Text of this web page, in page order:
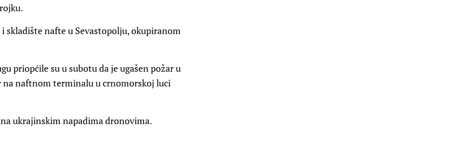
skladište nafte u Sevastopolju, okupiranom
priopćile su u subotu da je ugašen požar u
naftnom terminalu u crnomorskoj luci
ukrajinskim napadima dronovima.